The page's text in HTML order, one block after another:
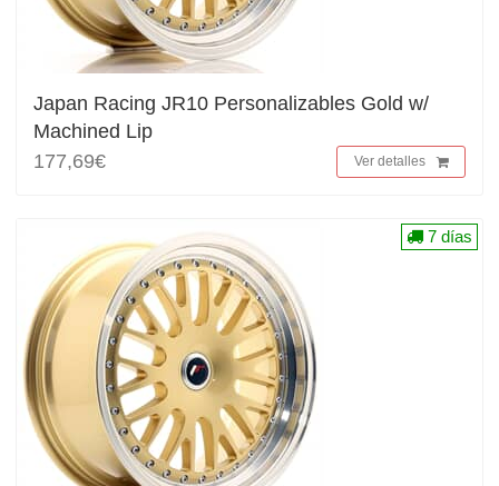
Japan Racing JR10 Personalizables Gold w/
Machined Lip
177,69€
Ver detalles
7 días